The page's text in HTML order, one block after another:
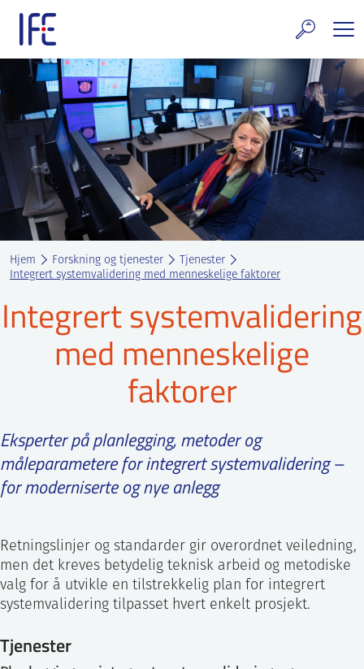
content
og tjenester
teknologi & eiendom
atomanlegg
Norske thoriumnettverket
PRESSE ENGLISH
Hjem Forskning og tjenester
Tjenester
Integrert systemvalidering med menneskelige faktorer
Integrert systemvalidering
med menneskelige
faktorer
Eksperter på planlegging, metoder og
måleparametere for integrert systemvalidering –
for moderniserte og nye anlegg
Retningslinjer og standarder gir overordnet veiledning,
men det kreves betydelig teknisk arbeid og metodiske
valg for å utvikle en tilstrekkelig plan for integrert
systemvalidering tilpasset hvert enkelt prosjekt.
Tjenester